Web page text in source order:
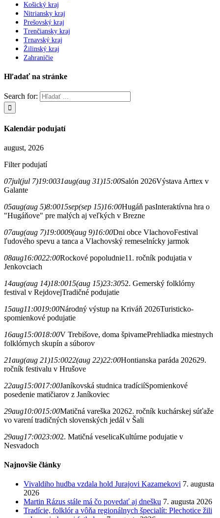
Košický kraj
Nitriansky kraj
Prešovský kraj
Trenčiansky kraj
Trnavský kraj
Žilinský kraj
Zahraničie
Hľadať na stránke
Search for:
Kalendár podujatí
august, 2026
Filter podujatí
07jul(jul 7)19:0031aug(aug 31)15:00Salón 2026Výstava Arttex v
Galante
05aug(aug 5)8:0015sep(sep 15)16:00Hugáň pasInteraktívna hra o
"Hugáňove" pre malých aj veľkých v Brezne
07aug(aug 7)19:0009(aug 9)16:00Dni obce VlachovoFestival
ľudového spevu a tanca a Vlachovský remeselnícky jarmok
08aug16:0022:00Rockové popoludnie11. ročník podujatia v
Jenkovciach
14aug(aug 14)18:0015(aug 15)23:3052. Gemerský folklórny
festival v RejdovejTradičné podujatie
15aug11:0019:00Národný výstup na Kriváň 2026Turisticko-
spomienkové podujatie
16aug15:0018:00V Trebišove, doma špivamePrehliadka miestnych
folklórnych skupín a súborov
21aug(aug 21)15:0022(aug 22)22:00Hontianska paráda 202629.
ročník festivalu v Hrušove
22aug15:0017:00Janíkovská studnica tradíciíSpomienkové
posedenie matičiarov z Janíkoviec
29aug10:0015:00Matičná vareška 20262. ročník kuchárskej súťaže
vo varení tradičných slovenských jedál v Šali
29aug17:0023:002. Matičná veselicaKultúrne podujatie v
Nesvadoch
Najnovšie články
Vivaldiho hudba vzdala hold Jurajovi Kazamekovi 7. augusta
2026
Martin Rázus stále má čo povedať aj dnešku 7. augusta 2026
Tradície, folklór a vôňa regionálnych špecialít: Plechotice žili